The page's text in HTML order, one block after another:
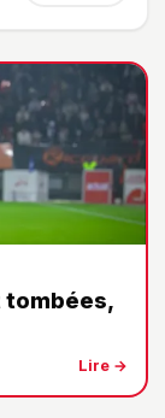
tombées,
Lire →